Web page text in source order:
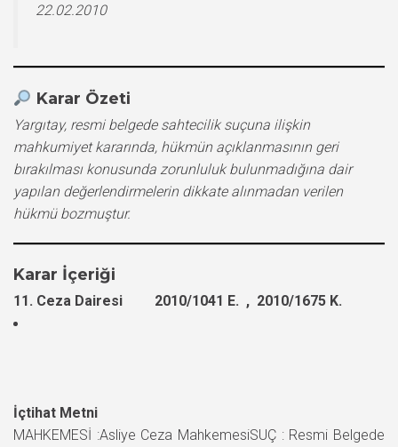
22.02.2010
Karar Özeti
Yargıtay, resmi belgede sahtecilik suçuna ilişkin
mahkumiyet kararında, hükmün açıklanmasının geri
bırakılması konusunda zorunluluk bulunmadığına dair
yapılan değerlendirmelerin dikkate alınmadan verilen
hükmü bozmuştur.
Karar İçeriği
11. Ceza Dairesi 2010/1041 E. , 2010/1675 K.
İçtihat Metni
MAHKEMESİ :Asliye Ceza MahkemesiSUÇ : Resmi Belgede